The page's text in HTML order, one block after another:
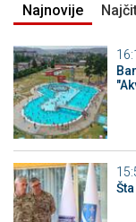
Najnovije